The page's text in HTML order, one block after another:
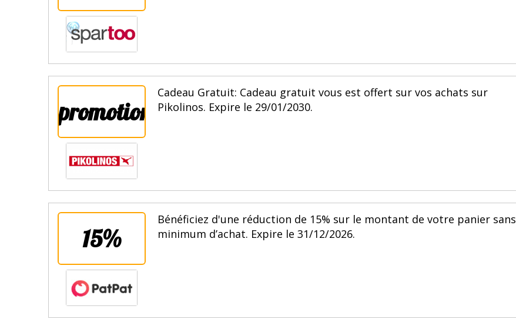
promotion
Cadeau Gratuit: Cadeau gratuit vous est offert sur vos achats sur
Pikolinos. Expire le 29/01/2030.
15%
Bénéficiez d'une réduction de 15% sur le montant de votre panier sans
minimum d’achat. Expire le 31/12/2026.